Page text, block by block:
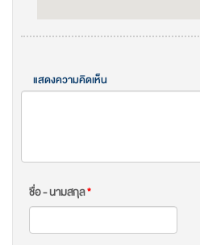
แสดงความคิดเห็น
ชื่อ - นามสกุล*